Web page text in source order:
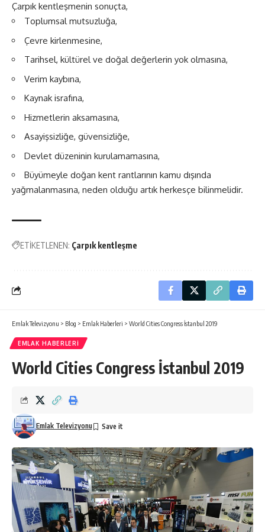
Çarpık kentleşmenin sonuçta,
Toplumsal mutsuzluğa,
Çevre kirlenmesine,
Tarihsel, kültürel ve doğal değerlerin yok olmasına,
Verim kaybına,
Kaynak israfına,
Hizmetlerin aksamasına,
Asayişsizliğe, güvensizliğe,
Devlet düzeninin kurulamamasına,
Büyümeyle doğan kent rantlarının kamu dışında
yağmalanmasına, neden olduğu artık herkesçe bilinmelidir.
ETİKETLENEN: Çarpık kentleşme
Emlak Televizyonu > Blog > Emlak Haberleri > World Cities Congress İstanbul 2019
EMLAK HABERLERI
World Cities Congress İstanbul 2019
Emlak Televizyonu